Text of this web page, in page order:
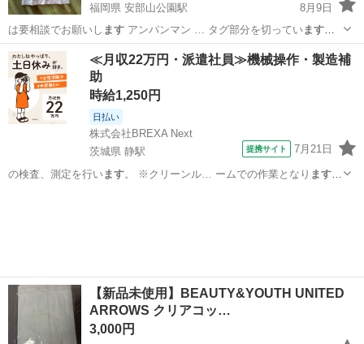
福岡県 安部山公園駅
8月9日
は要相談でお願いし ます アンパンマン … タグ部分を切っています。
あと1人分の記入…
福岡 北九州市 安部山公園駅 ベビー用品 アンパンマン
≪月収22万円・派遣社員≫機械操作・製造補
助
時給1,250円
日払い
株式会社BREXA Next
茨城県 静駅
提携サイト 7月21日
の検査、測定を行います 。 ※クリーンル… ームでの作業となり ます。
【新品未使用】BEAUTY&YOUTH UNITED
ARROWS クリアコッ…
3,000円